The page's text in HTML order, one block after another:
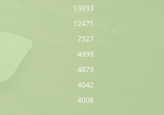
13933
12471
7327
4999
4873
4042
4008